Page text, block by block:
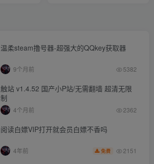
温柔steam撸号器-超强大的QQkey获取器
9个月前 5382
触站 v1.4.52 国产小P站/无需翻墙 超清无限
制
4个月前 2362
阅读白嫖VIP打开就会员白嫖不香吗
4年前 免费 2151